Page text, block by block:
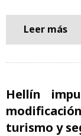
Leer más
Hellín
turismo y